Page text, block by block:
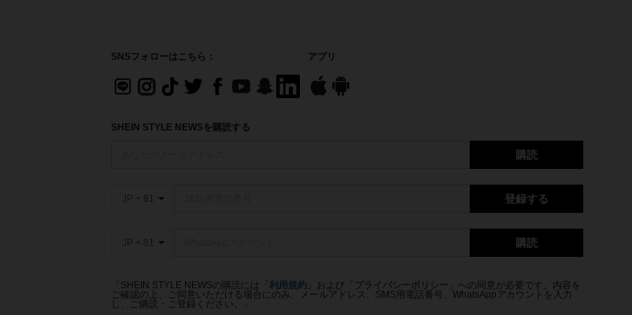
SNSフォローはこちら： アプリ
SHEIN STYLE NEWSを購読する
購読
JP + 81 登録する
JP + 81 購読
「SHEIN STYLE NEWSの購読には「 利用規約 」および「 プライバシーポリシー 」への同意が必要です。内容を
ご確認の上、ご同意いただける場合にのみ、メールアドレス、SMS用電話番号、WhatsAppアカウントを入力
し、ご購読・ご登録ください。」